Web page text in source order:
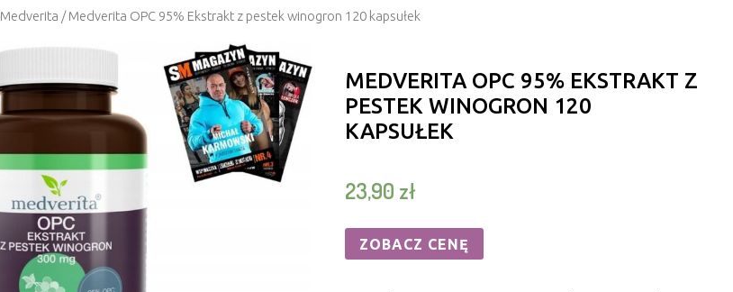
Medverita / Medverita OPC 95% Ekstrakt z pestek winogron 120 kapsułek
MEDVERITA OPC 95% EKSTRAKT Z
PESTEK WINOGRON 120
KAPSUŁEK
23,90 zł
ZOBACZ CENĘ